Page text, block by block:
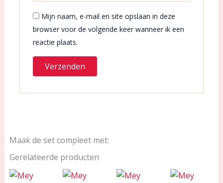
Mijn naam, e-mail en site opslaan in deze
browser voor de volgende keer wanneer ik een
reactie plaats.
Maak de set compleet met:
Gerelateerde producten